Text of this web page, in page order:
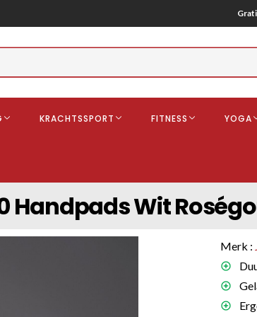
Gebitsbescherming
KRACHTSSPORT FITNESS YOGA
Handpads Wit
Merk :